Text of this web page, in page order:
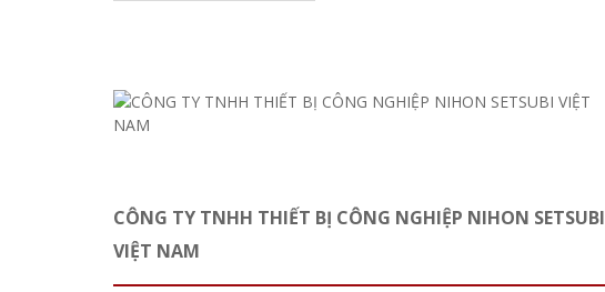
CÔNG TY TNHH THIẾT BỊ CÔNG NGHIỆP NIHON SETSUBI
VIỆT NAM